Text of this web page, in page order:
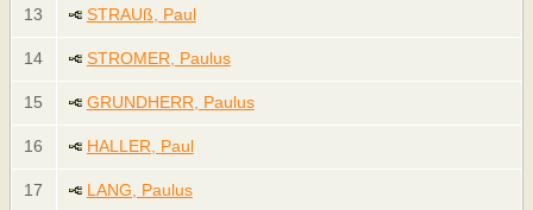
13 STRAUß, Paul
14 STROMER, Paulus
15 GRUNDHERR, Paulus
16 HALLER, Paul
17 LANG, Paulus